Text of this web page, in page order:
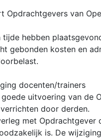
Opdrachtgevers van
hebben
gebonden kosten en
docenten/trainers
uitvoering van de
door derden.
met
is. De